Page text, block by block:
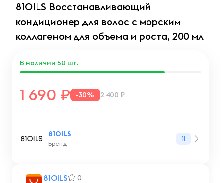
81OILS Восстанавливающий
кондиционер для волос с морским
коллагеном для объема и роста, 200 мл
81OILS 0
1 690 -30% 2 400 ₽
В наличии 50 шт.
81OILS
Бренд
11